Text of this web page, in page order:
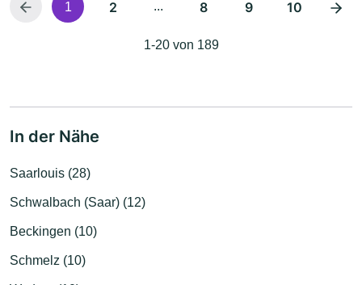
1 2 ... 8 9 10
1-20 von 189
In der Nähe
Saarlouis (28)
Schwalbach (Saar) (12)
Beckingen (10)
Schmelz (10)